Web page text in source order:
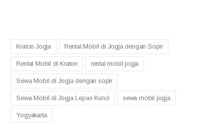
Kraton Jogja Rental Mobil di Jogja dengan Sopir
Rental Mobil di Kraton rental mobil jogja
Sewa Mobil di Jogja dengan sopir
Sewa Mobil di Jogja Lepas Kunci sewa mobil jogja
Yogyakarta